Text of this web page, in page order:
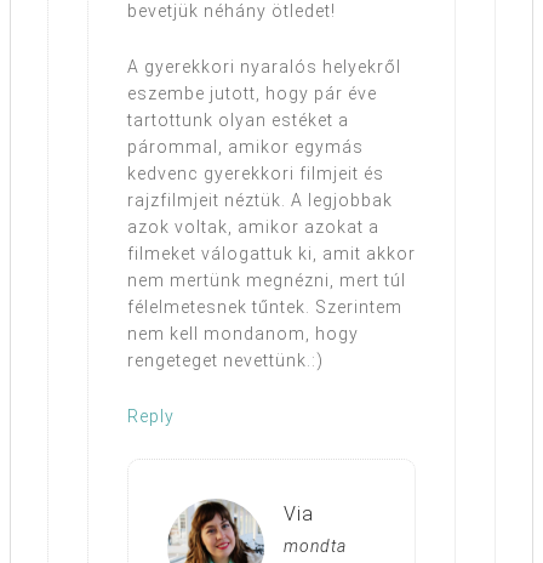
bevetjük néhány ötledet!
A gyerekkori nyaralós helyekről
eszembe jutott, hogy pár éve
tartottunk olyan estéket a
párommal, amikor egymás
kedvenc gyerekkori filmjeit és
rajzfilmjeit néztük. A legjobbak
azok voltak, amikor azokat a
filmeket válogattuk ki, amit akkor
nem mertünk megnézni, mert túl
félelmetesnek tűntek. Szerintem
nem kell mondanom, hogy
rengeteget nevettünk.:)
Reply
Via
mondta